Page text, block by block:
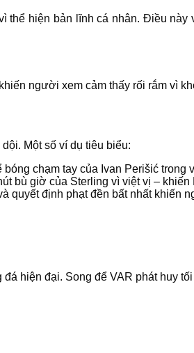
thể hiện bản lĩnh cá nhân. Điều
người xem cảm thấy rối rắm vì
Một số ví dụ tiêu biểu:
chạm tay của Ivan Perišić
bù giờ của Sterling vì việt vị –
quyết định phạt đền bất nhất khiến
hiện đại. Song để VAR phát huy